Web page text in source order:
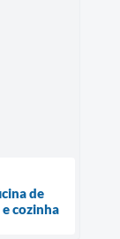
de
cozinha